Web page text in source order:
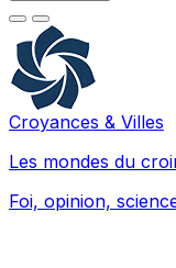
Croyances & Villes
Les mondes du
Foi, opinion,